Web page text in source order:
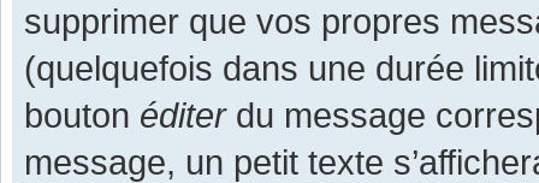
supprimer que vos propres
(quelquefois dans une durée
bouton éditerdu message
message, un petit texte